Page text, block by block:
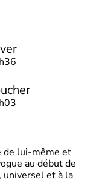
de lui-même et
au début de
universel et à la